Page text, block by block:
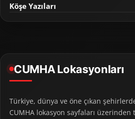
Köşe Yazıları
CUMHA Lokasyonları
Türkiye, dünya ve öne çıkan
CUMHA lokasyon sayfaları